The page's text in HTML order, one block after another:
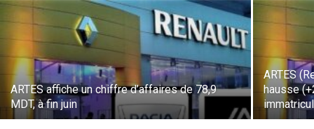
ARTES affiche un chiffre d’affaires de 78,9
MDT, à fin juin
ARTES
hausse